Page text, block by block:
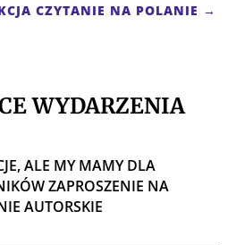
CZYTANIE NA POLANIE →
WYDARZENIA
ALE MY MAMY DLA
ZAPROSZENIE NA
AUTORSKIE